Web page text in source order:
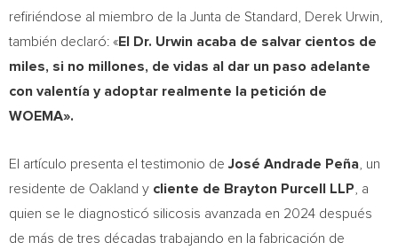
refiriéndose al miembro de la Junta de Standard, Derek Urwin,
también declaró: «El Dr. Urwin acaba de salvar cientos de
miles, si no millones, de vidas al dar un paso adelante
con valentía y adoptar realmente la petición de
WOEMA».
El artículo presenta el testimonio deJosé Andrade Peña , un
residente de Oakland y cliente de Brayton Purcell LLP , a
quien se le diagnosticó silicosis avanzada en 2024 después
de más de tres décadas trabajando en la fabricación de